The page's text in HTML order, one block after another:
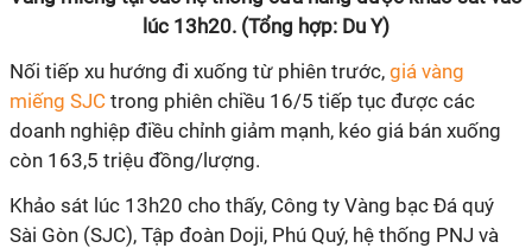
lúc 13h20. (Tổng hợp: Du Y)
Nối tiếp xu hướng đi xuống từ phiên trước, giá vàng
miếng SJC trong phiên chiều 16/5 tiếp tục được các
doanh nghiệp điều chỉnh giảm mạnh, kéo giá bán xuống
còn 163,5 triệu đồng/lượng.
Khảo sát lúc 13h20 cho thấy, Công ty Vàng bạc Đá quý
Sài Gòn (SJC), Tập đoàn Doji, Phú Quý, hệ thống PNJ và